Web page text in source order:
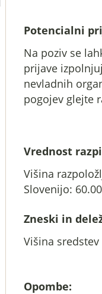
Potencialni
Na poziv se
prijave
nevladnih
pogojev glejte
Vrednost
Višina
Slovenijo:
Zneski in
Višina
Opombe: